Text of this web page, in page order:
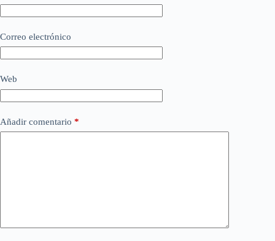
Correo electrónico
Web
Añadir comentario *